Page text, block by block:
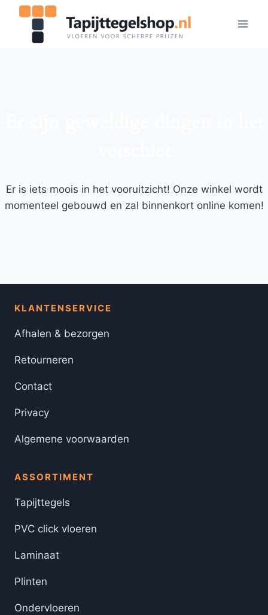
Doorgaan
inhoud
Er is iets moois in het vooruitzicht! Onze winkel wordt
momenteel gebouwd en zal binnenkort online komen!
KLANTENSERVICE
Afhalen & bezorgen
Retourneren
Contact
Privacy
Algemene voorwaarden
ASSORTIMENT
Tapijttegels
PVC click vloeren
Laminaat
Plinten
Ondervloeren